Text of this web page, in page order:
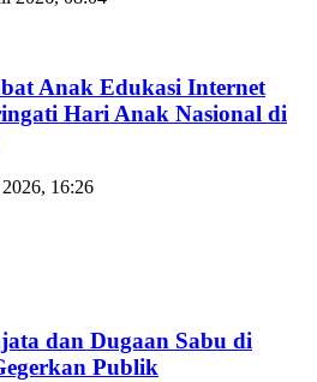
Anak Edukasi Internet
Hari Anak Nasional di
16:26
dan Dugaan Sabu di
Publik